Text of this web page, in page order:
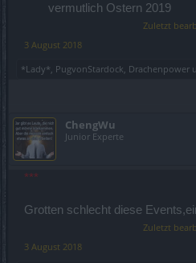
vermutlich Ostern 2019​
Zuletzt
3 August 2018
*Lady* PugvonStardock Drachenpower
ChengWu
Junior Experte
***
Grotten schlecht diese
Zuletzt
3 August 2018